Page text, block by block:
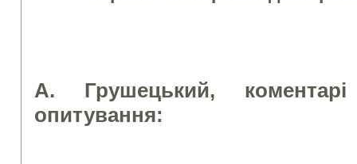
А. Грушецький,
опитування: